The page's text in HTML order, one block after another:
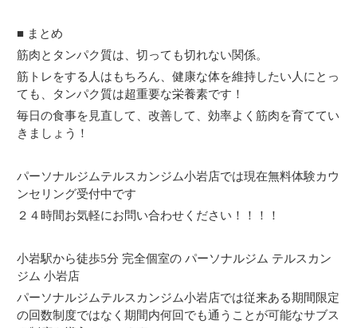
■ まとめ
筋肉とタンパク質は、切っても切れない関係。
筋トレをする人はもちろん、健康な体を維持したい人にとっ
ても、タンパク質は超重要な栄養素です！
毎日の食事を見直して、改善して、効率よく筋肉を育ててい
きましょう！
パーソナルジムテルスカンジム小岩店では現在無料体験カウ
ンセリング受付中です
２４時間お気軽にお問い合わせください！！！！
小岩駅から徒歩5分 完全個室の パーソナルジム テルスカン
ジム 小岩店
パーソナルジムテルスカンジム小岩店では従来ある期間限定
の回数制度ではなく期間内何回でも通うことが可能なサブス